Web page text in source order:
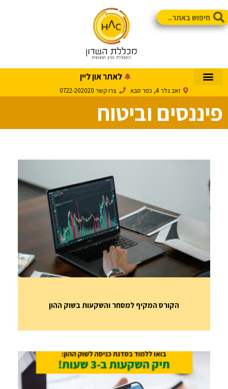
לאתר און ליין
זאב גלר 4, כפר סבא צרו קשר 0722-202020
פיננסים וביטוח
הקורס המקיף למסחר והשקעות בשוק ההון